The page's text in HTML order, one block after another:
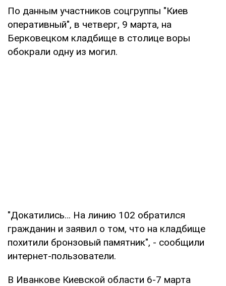
По данным участников соцгруппы "Киев
оперативный", в четверг, 9 марта, на
Берковецком кладбище в столице воры
обокрали одну из могил.
"Докатились… На линию 102 обратился
гражданин и заявил о том, что на кладбище
похитили бронзовый памятник", - сообщили
интернет-пользователи.
В Иванкове Киевской области 6-7 марта